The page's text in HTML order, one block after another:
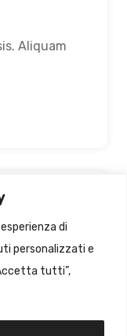
di
personalizzati e
tutti”,
Aliquam
Beginner
Aliquam